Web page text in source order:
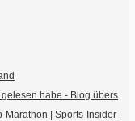
habe - Blog übers
Marathon | Sports-Insider